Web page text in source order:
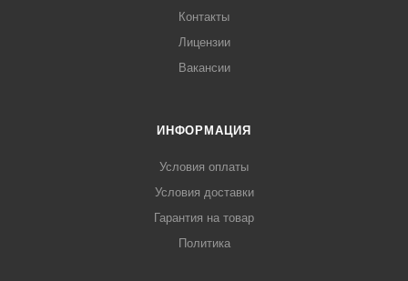
Контакты
Лицензии
Вакансии
ИНФОРМАЦИЯ
Условия оплаты
Условия доставки
Гарантия на товар
Политика